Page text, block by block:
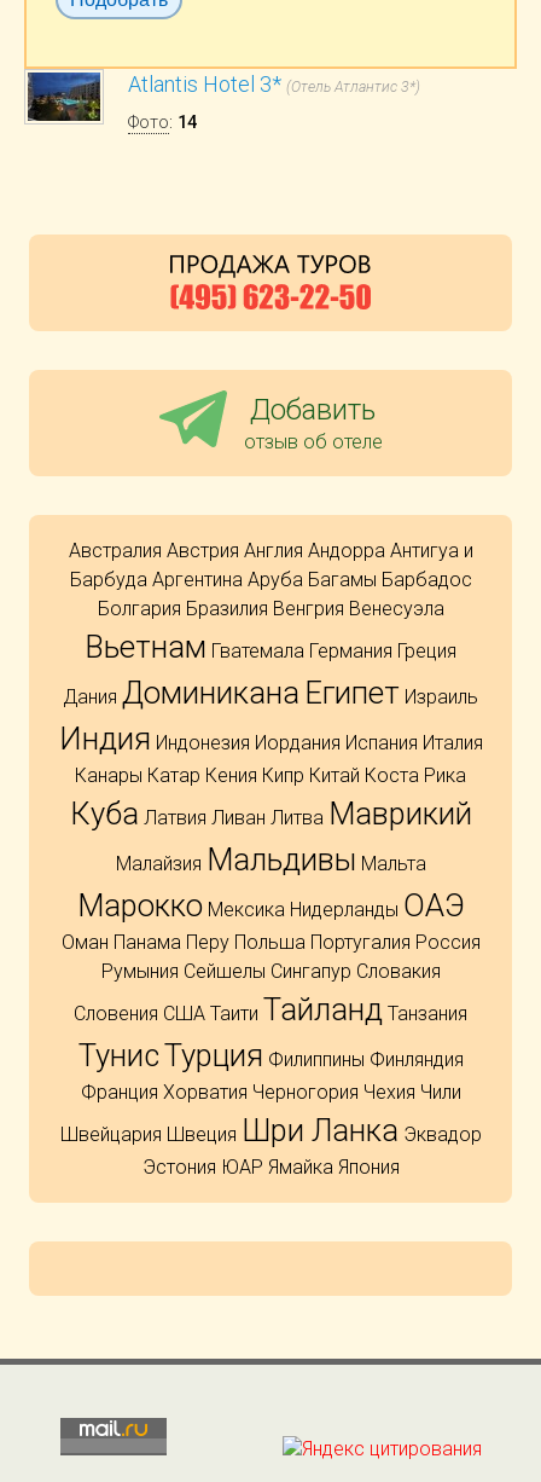
Atlantis Hotel 3* (Отель Атлантис 3*)
Фото: 14
Добавить
отзыв об отеле
Австралия Австрия Англия Андорра Антигуа и
Барбуда Аргентина Аруба Багамы Барбадос
Болгария Бразилия Венгрия Венесуэла
Вьетнам Гватемала Германия Греция
Дания Доминикана Египет Израиль
Индия Индонезия Иордания Испания Италия
Канары Катар Кения Кипр Китай Коста Рика
Куба Латвия Ливан Литва Маврикий
Малайзия Мальдивы Мальта
Марокко Мексика Нидерланды ОАЭ
Оман Панама Перу Польша Португалия Россия
Румыния Сейшелы Сингапур Словакия
Словения США Таити Тайланд Танзания
ТунисТурция Филиппины Финляндия
Франция Хорватия Черногория Чехия Чили
Швейцария Швеция Шри Ланка Эквадор
Эстония ЮАР Ямайка Япония